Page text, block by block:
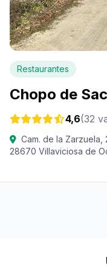
Restaurantes
Chopo de
4,6(32
Cam. de la
28670 Villaviciosa de